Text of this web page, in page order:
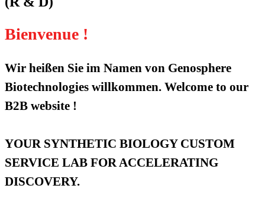
Bienvenue !
Wir heißen Sie im Namen von Genosphere
Biotechnologies willkommen. Welcome to our
B2B website !
YOUR SYNTHETIC BIOLOGY CUSTOM
SERVICE LAB FOR ACCELERATING
DISCOVERY.